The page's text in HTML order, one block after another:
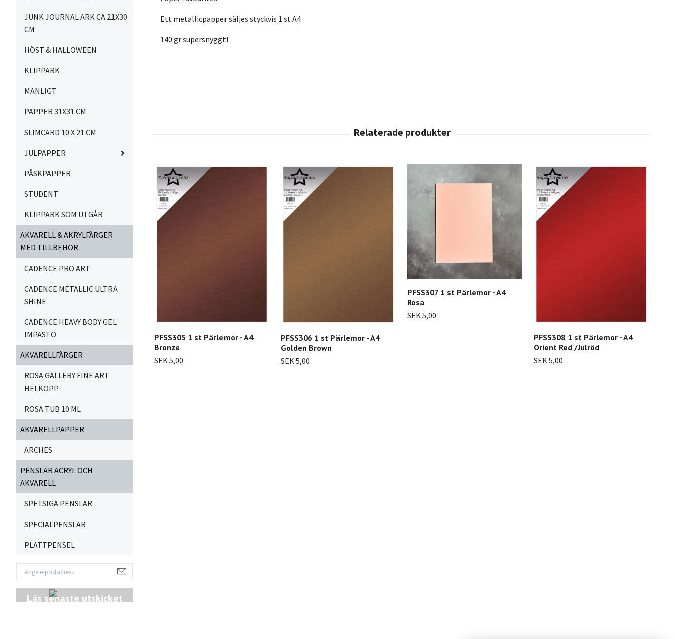
JUNK JOURNAL ARK CA 21X30
CM
HÖST & HALLOWEEN
KLIPPARK
MANLIGT
PAPPER 31X31 CM
SLIMCARD 10 X 21 CM
JULPAPPER
PÅSKPAPPER
STUDENT
KLIPPARK SOM UTGÅR
AKVARELL & AKRYLFÄRGER
MED TILLBEHÖR
CADENCE PRO ART
CADENCE METALLIC ULTRA
SHINE
CADENCE HEAVY BODY GEL
IMPASTO
AKVARELLFÄRGER
ROSA GALLERY FINE ART
HELKOPP
ROSA TUB 10 ML
AKVARELLPAPPER
ARCHES
PENSLAR ACRYL OCH
AKVARELL
SPETSIGA PENSLAR
SPECIALPENSLAR
PLATTPENSEL
Läs senaste utskicket
Ett metallicpapper säljes styckvis 1 st A4
140 gr supersnyggt!
PFSS305 1 st Pärlemor - A4
Bronze
SEK 5,00
PFSS306 1 st Pärlemor - A4
Golden Brown
SEK 5,00
PFSS307 1 st Pärlemor - A4
Rosa
SEK 5,00
PFSS308 1 st Pärlemor - A4
Orient Red /Julröd
SEK 5,00